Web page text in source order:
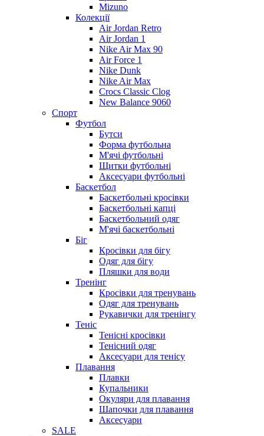
Mizuno
Колекції
Air Jordan Retro
Air Jordan 1
Nike Air Max 90
Air Force 1
Nike Dunk
Nike Air Max
Crocs Classic Clog
New Balance 9060
Спорт
Футбол
Бутси
Форма футбольна
М'ячі футбольні
Щитки футбольні
Аксесуари футбольні
Баскетбол
Баскетбольні кросівки
Баскетбольні капці
Баскетбольний одяг
М'ячі баскетбольні
Біг
Кросівки для бігу
Одяг для бігу
Пляшки для води
Тренінг
Кросівки для тренувань
Одяг для тренувань
Рукавички для тренінгу
Теніс
Тенісні кросівки
Тенісний одяг
Аксесуари для тенісу
Плавання
Плавки
Купальники
Окуляри для плавання
Шапочки для плавання
Аксесуари
SALE